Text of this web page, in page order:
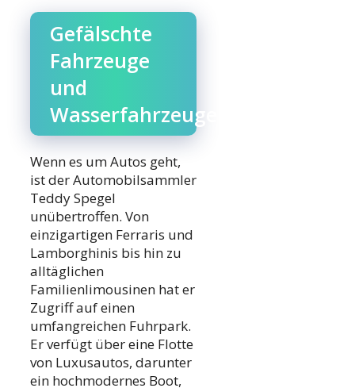
Gefälschte
Fahrzeuge
und
Wasserfahrzeuge
Wenn es um Autos geht,
ist der Automobilsammler
Teddy Spegel
unübertroffen. Von
einzigartigen Ferraris und
Lamborghinis bis hin zu
alltäglichen
Familienlimousinen hat er
Zugriff auf einen
umfangreichen Fuhrpark.
Er verfügt über eine Flotte
von Luxusautos, darunter
ein hochmodernes Boot,